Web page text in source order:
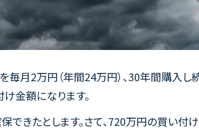
毎月2万円（年間24万円）、30年間購入し
金額になります。
きたとします。さて、720万円の買い付